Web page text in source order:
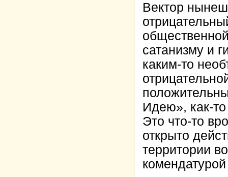
Вектор
сатанизму и
каким-то
Идею», как-
Это что-то
открыто
территории